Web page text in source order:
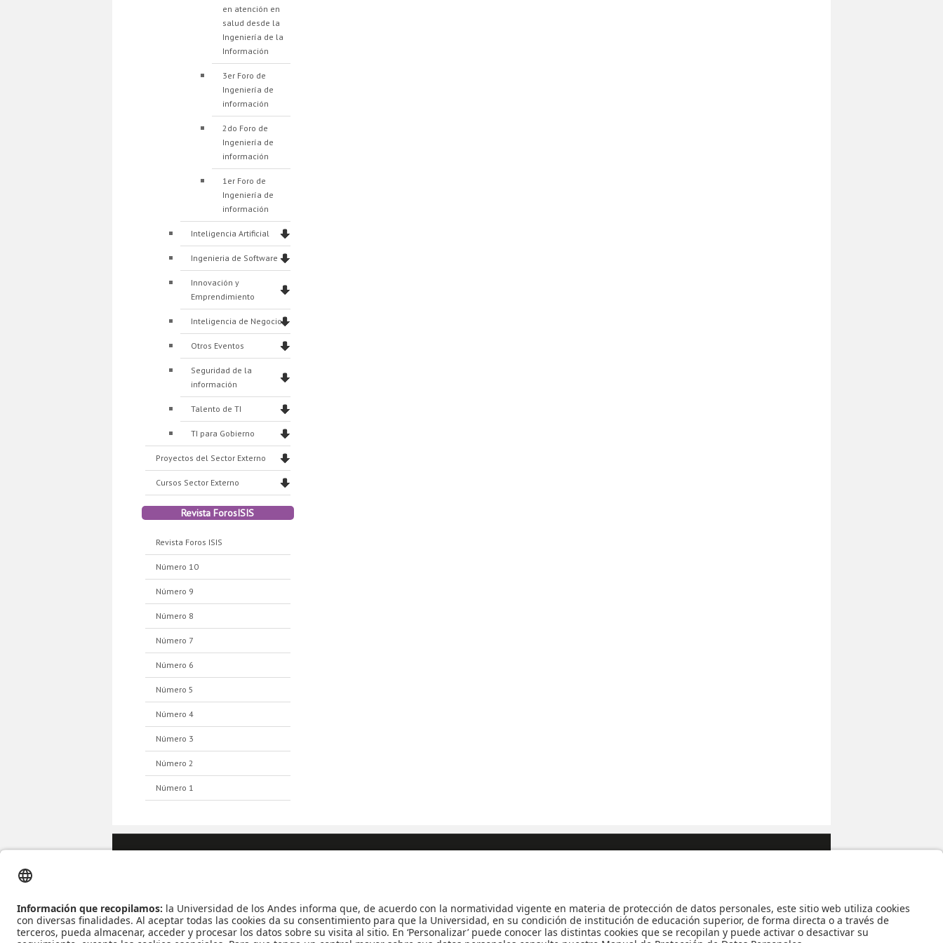
en atención en
salud desde la
Ingeniería de la
Información
3er Foro de
Ingeniería de
información
2do Foro de
Ingeniería de
información
1er Foro de
Ingeniería de
información
Inteligencia Artificial
Ingenieria de Software
Innovación y
Emprendimiento
Inteligencia de Negocios
Otros Eventos
Seguridad de la
información
Talento de TI
TI para Gobierno
Proyectos del Sector Externo
Cursos Sector Externo
Revista ForosISIS
Revista Foros ISIS
Número 10
Número 9
Número 8
Número 7
Número 6
Número 5
Número 4
Número 3
Número 2
Número 1
Apoyo Financiero|Admisiones y Registro|Biblioteca|Bloque Neón|Agenda y Eventos|Decanatura de Estudiantes|MAAD
Universidad de los Andes | Vigilada Mineducación
Reconocimiento como Universidad: Decreto 1297 del 30 de mayo de 1964.